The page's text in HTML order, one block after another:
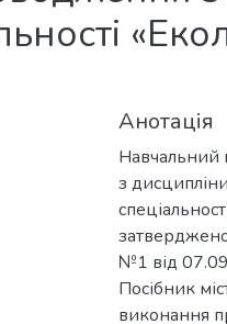
Анотація
Навчальний
з
№1 від
Посібник
виконання